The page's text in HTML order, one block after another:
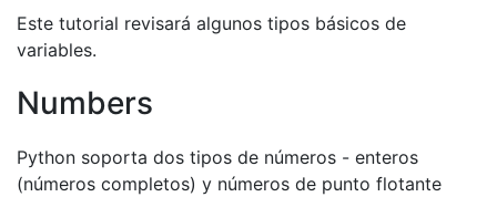
Este tutorial revisará algunos tipos básicos de
variables.
Numbers
Python soporta dos tipos de números - enteros
(números completos) y números de punto flotante